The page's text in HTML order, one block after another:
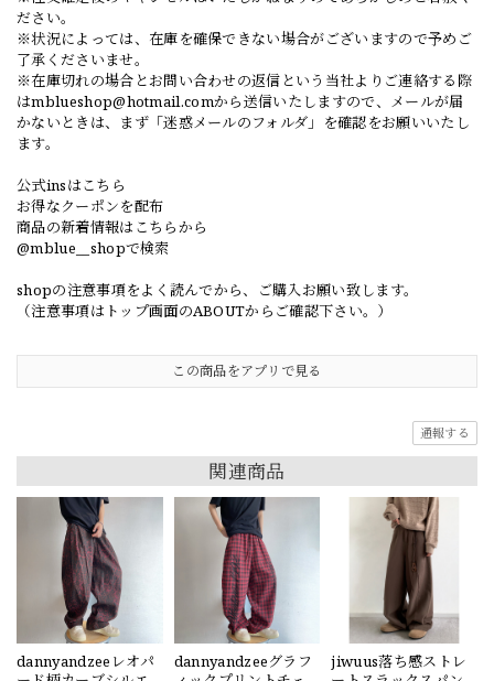
ださい。
※状況によっては、在庫を確保できない場合がございますので予めご
了承くださいませ。
※在庫切れの場合とお問い合わせの返信という当社よりご連絡する際
はmblueshop@hotmail.comから送信いたしますので、メールが届
かないときは、まず「迷惑メールのフォルダ」を確認をお願いいたし
ます。
公式insはこちら
お得なクーポンを配布
商品の新着情報はこちらから
@mblue__shopで検索
shopの注意事項をよく読んでから、ご購入お願い致します。
（注意事項はトップ画面のABOUTからご確認下さい。）
この商品をアプリで見る
通報する
関連商品
dannyandzeeレオパ
dannyandzeeグラフ
jiwuus落ち感ストレ